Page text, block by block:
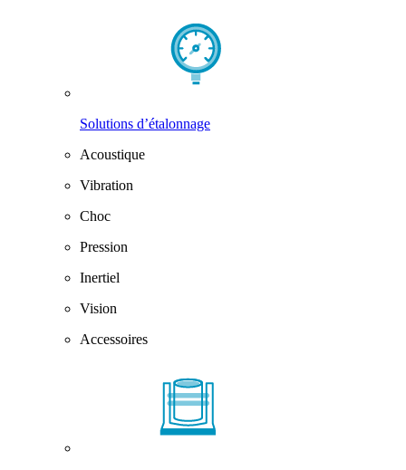
Solutions d’étalonnage
Acoustique
Vibration
Choc
Pression
Inertiel
Vision
Accessoires